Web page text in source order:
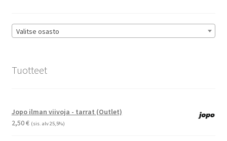
Valitse osasto
Tuotteet
Jopo ilman viivoja - tarrat (Outlet)
2,50€ (sis. alv 25,5%)